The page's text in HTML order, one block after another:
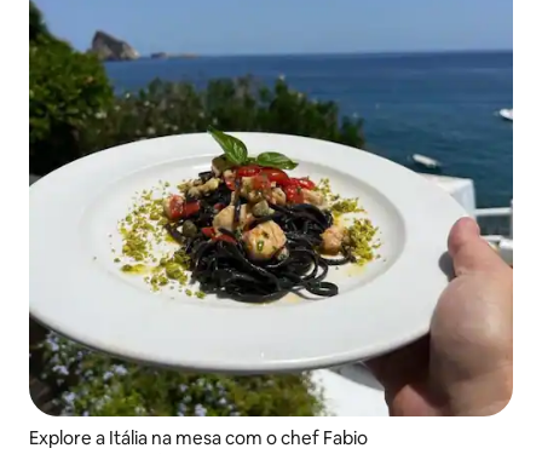
Explore a Itália na mesa com o chef Fabio